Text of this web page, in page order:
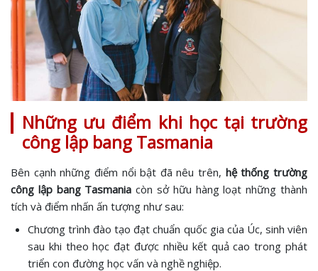
Những ưu điểm khi học tại trường
công lập bang Tasmania
Bên cạnh những điểm nổi bật đã nêu trên, hệ thống trường
công lập bang Tasmania còn sở hữu hàng loạt những thành
tích và điểm nhấn ấn tượng như sau:
Chương trình đào tạo đạt chuẩn quốc gia của Úc, sinh viên
sau khi theo học đạt được nhiều kết quả cao trong phát
triển con đường học vấn và nghề nghiệp.